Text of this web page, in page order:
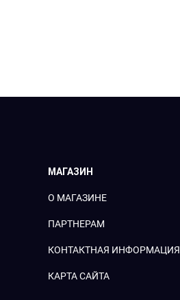
МАГАЗИН
О МАГАЗИНЕ
ПАРТНЕРАМ
КОНТАКТНАЯ ИНФОРМАЦИЯ
КАРТА САЙТА